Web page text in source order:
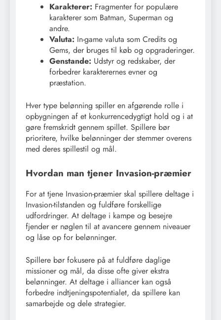
Karakterer: Fragmenter for populære
karakterer som Batman, Superman og
andre.
Valuta: In-game valuta som Credits og
Gems, der bruges til køb og opgraderinger.
Genstande: Udstyr og redskaber, der
forbedrer karakterernes evner og
præstation.
Hver type belønning spiller en afgørende rolle i
opbygningen af et konkurrencedygtigt hold og i at
gøre fremskridt gennem spillet. Spillere bør
prioritere, hvilke belønninger der stemmer overens
med deres spillestil og mål.
Hvordan man tjener Invasion-præmier
For at tjene Invasion-præmier skal spillere deltage i
Invasion-tilstanden og fuldføre forskellige
udfordringer. At deltage i kampe og besejre
fjender er nøglen til at avancere gennem niveauer
og låse op for belønninger.
Spillere bør fokusere på at fuldføre daglige
missioner og mål, da disse ofte giver ekstra
belønninger. At deltage i alliancer kan også
forbedre indtjeningspotentialet, da spillere kan
samarbejde og dele strategier.